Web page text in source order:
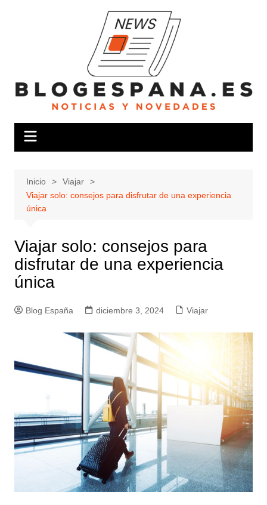
Inicio
Viajar
Viajar solo: consejos para disfrutar de una experiencia
única
Viajar solo: consejos para
disfrutar de una experiencia
única
Blog España diciembre 3, 2024 Viajar